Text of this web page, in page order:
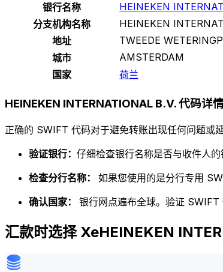
银行名称
HEINEKEN
分支机构名称
HEINEKEN
地址
TWEEDE
城市
AMSTERDAM
国家
荷兰
HEINEKEN INTERNATIONAL B.V. 代码详
正确的 SWIFT 代码对于避免转账出现任何问题或
验证银行： 仔细检查银行名称是否与收件人的
检查分行名称： 如果您使用的是分行专用
确认国家： 银行网点遍布全球。验证 SWIFT
汇款时选择 XeHEINEKEN